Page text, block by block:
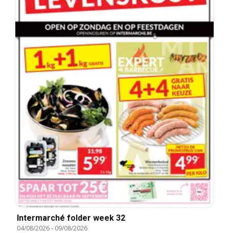
Intermarché folder week 32
04/08/2026- 09/08/2026